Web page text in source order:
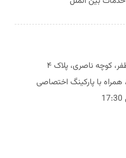
تهران، جردن شمالی، بالاتر از ظفر، کوچه ناصری، پلاک ۴